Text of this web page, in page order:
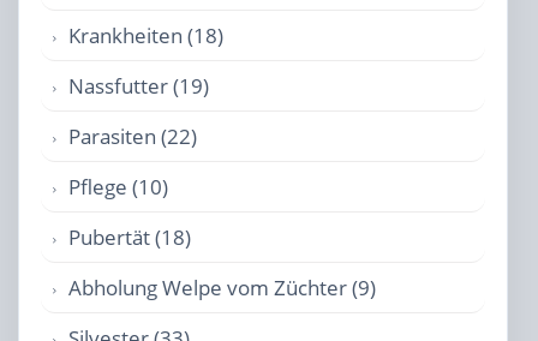
Krankheiten (18)
Nassfutter (19)
Parasiten (22)
Pflege (10)
Pubertät (18)
Abholung Welpe vom Züchter (9)